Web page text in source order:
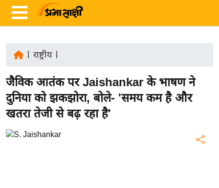
ज़ा
ख
ब
र
रा
राष्ट्रीय|
जैविक आतंक पर Jaishankar के भाषण ने
दुनिया को झकझोरा, बोले- 'समय कम है और
खतरा तेजी से बढ़ रहा है'